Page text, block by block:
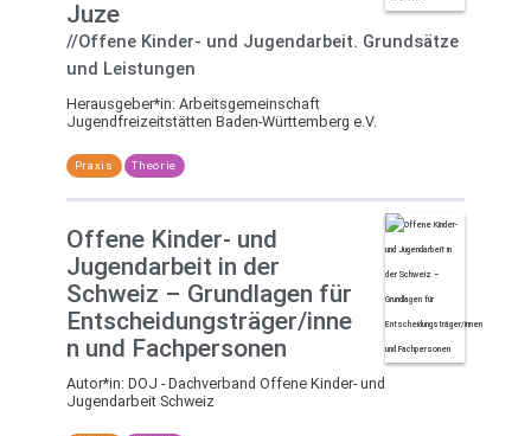
Juze
//Offene Kinder- und Jugendarbeit. Grundsätze
und Leistungen
Herausgeber*in: Arbeitsgemeinschaft
Jugendfreizeitstätten Baden-Württemberg e.V.
Praxis Theorie
Offene Kinder- und
Jugendarbeit in der
Schweiz – Grundlagen für
Entscheidungsträger/inne
n und Fachpersonen
Autor*in: DOJ - Dachverband Offene Kinder- und
Jugendarbeit Schweiz